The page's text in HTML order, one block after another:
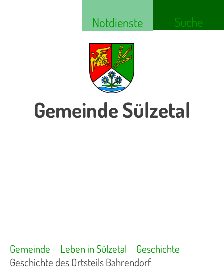
Notdienste Suche
Gemeinde Sülzetal
Gemeinde Leben in Sülzetal
Geschichte
Geschichte des Ortsteils Bahrendorf